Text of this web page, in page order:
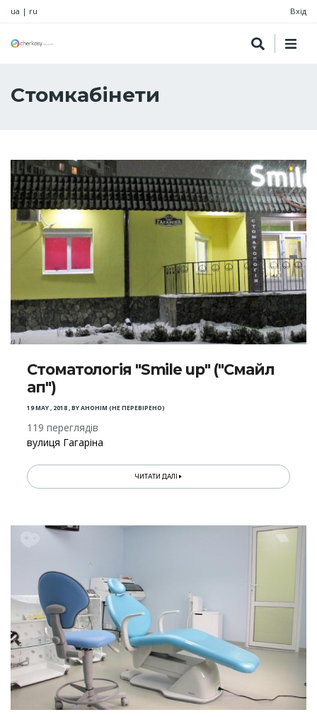
ua | ru Вхід
Стомкабінети
Стоматологія "Smile up" ("Смайл
ап")
19 MAY , 2018,BYАНОНІМ (НЕ ПЕРЕВІРЕНО)
119 переглядів
вулиця Гагаріна
ЧИТАТИ ДАЛІ